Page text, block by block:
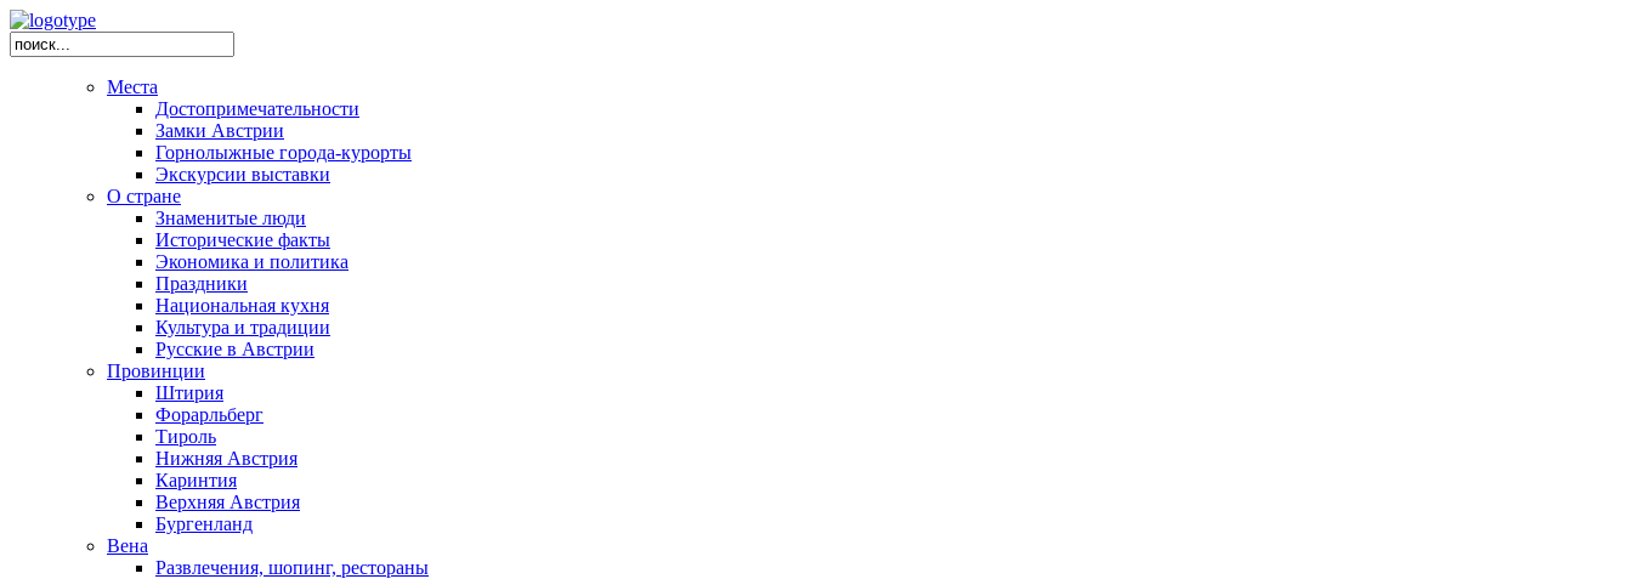
Места
Достопримечательности
Замки Австрии
Горнолыжные города-курорты
Экскурсии выставки
О стране
Знаменитые люди
Исторические факты
Экономика и политика
Праздники
Национальная кухня
Культура и традиции
Русские в Австрии
Провинции
Штирия
Форарльберг
Тироль
Нижняя Австрия
Каринтия
Верхняя Австрия
Бургенланд
Вена
Развлечения, шопинг, рестораны